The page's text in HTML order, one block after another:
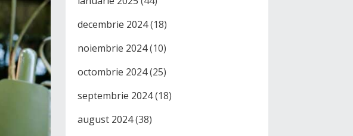
decembrie 2024(18)
noiembrie 2024(10)
octombrie 2024(25)
septembrie 2024(18)
august 2024(38)